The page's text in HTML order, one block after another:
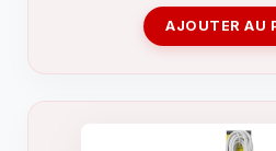
AJOUTER AU